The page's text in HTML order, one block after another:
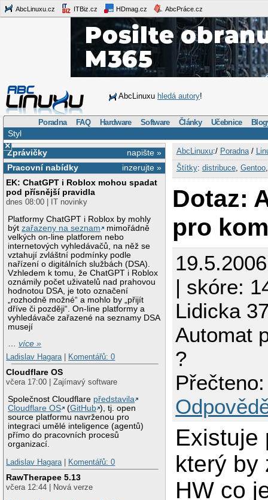
AbcLinuxu.cz ITBiz.cz HDmag.cz AbcPráce.cz
AbcLinuxu hledá autory!
Poradna FAQ Hardware Software Články Učebnice
Styl
×
napište »
Zprávičky
inzerujte »
Pracovní nabídky
EK: ChatGPT i Roblox mohou spadat
pod přísnější pravidla
dnes 08:00 | IT novinky
Platformy ChatGPT i Roblox by mohly
býtzařazeny na seznam
mimořádně
velkých on-line platforem nebo
internetových vyhledávačů, na něž se
vztahují zvláštní podmínky podle
nařízení o digitálních službách (DSA).
Vzhledem k tomu, že ChatGPT i Roblox
oznámily počet uživatelů nad prahovou
hodnotou DSA, je toto označení
„rozhodně možné“ a mohlo by „přijít
dříve či později“. On-line platformy a
vyhledávače zařazené na seznamy DSA
musejí
…více »
Ladislav Hagara
Komentářů: 0
Cloudflare OS
včera 17:00 | Zajímavý software
Společnost Cloudflare představila
Cloudflare OS
(GitHub ), tj. open
source platformu navrženou pro
integraci umělé inteligence (agentů)
přímo do pracovních procesů
organizací.
Ladislav Hagara
Komentářů: 0
RawTherapee 5.13
včera 12:44 | Nová verze
AbcLinuxu:/ Poradna/
Štítky: distribuce, Gentoo
Dotaz:
pro
| skóre:
Lidicka
Automat
?
Existuje
který by
HW co